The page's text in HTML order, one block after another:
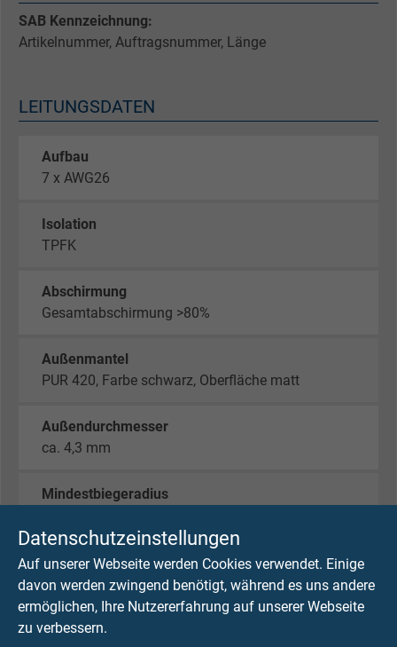
Datenschutzeinstellungen
Auf unserer Webseite werden Cookies verwendet. Einige
davon werden zwingend benötigt, während es uns andere
ermöglichen, Ihre Nutzererfahrung auf unserer Webseite
zu verbessern.
SAB Kennzeichnung:
Artikelnummer, Auftragsnummer, Länge
LEITUNGSDATEN
Aufbau
7 x AWG26
Isolation
TPFK
Abschirmung
Gesamtabschirmung >80%
Außenmantel
PUR 420, Farbe schwarz, Oberfläche matt
Außendurchmesser
ca. 4,3 mm
Mindestbiegeradius
Betriebsspitzenspannung
max. 350 V
Temperaturbereich